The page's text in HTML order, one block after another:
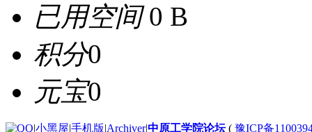
已用空间0 B
积分0
元宝0
|小黑屋|手机版|Archiver|中原工学院论坛( 豫ICP备